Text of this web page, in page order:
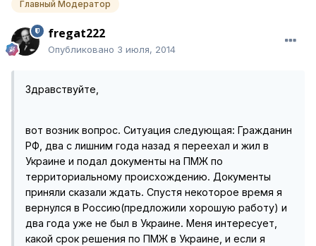
Главный Модератор
fregat222
Опубликовано 3 июля, 2014
Здравствуйте,
вот возник вопрос. Ситуация следующая: Гражданин
РФ, два с лишним года назад я переехал и жил в
Украине и подал документы на ПМЖ по
территориальному происхождению. Документы
приняли сказали ждать. Спустя некоторое время я
вернулся в Россию(предложили хорошую работу) и
два года уже не был в Украине. Меня интересует,
какой срок решения по ПМЖ в Украине, и если я